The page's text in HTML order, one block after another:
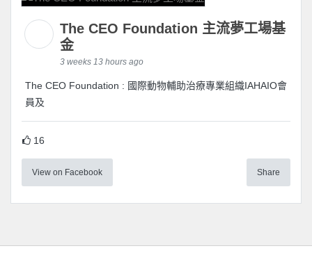
The CEO Foundation 主流夢工場基
金
3 weeks 13 hours ago
The CEO Foundation : 國際動物輔助治療專業組織IAHAIO會
員及
16
View on Facebook Share